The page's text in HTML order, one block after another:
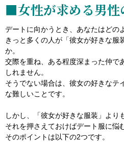
■女性が求める男性
デートに向かうとき、あなたはどの
きっと多くの人が「彼女が好きな服
か。
交際を重ね、ある程度深まった仲で
しれません。
そうでない場合は、彼女の好きなテ
な難しいことです。
しかし、「彼女が好きな服装」より
それを押さえておけばデート服に悩
そのポイントは以下の2つです。